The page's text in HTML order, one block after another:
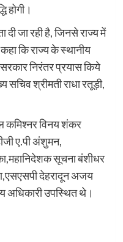
होगी।
दी जा रही है, जिनसे राज्य में
कि राज्य के स्थानीय
सरकार निरंतर प्रयास किये
सचिव श्रीमती राधा रतूड़ी,
कमिश्नर विनय शंकर
ए.पी अंशुमन,
सूचना बंशीधर
देहरादून अजय
अधिकारी उपस्थित थे।